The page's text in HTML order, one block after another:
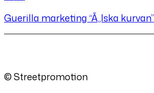
Guerilla marketing “Ã„lska kurvan”
© Streetpromotion